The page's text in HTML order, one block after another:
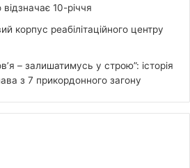
10-річчя
корпус реабілітаційного центру
– залишатимусь у строю”: історія
з 7 прикордонного загону